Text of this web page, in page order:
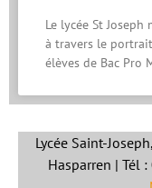
Le lycée St
à travers le portrait
élèves de Bac Pro
Lycée Saint-
Hasparren | Tél